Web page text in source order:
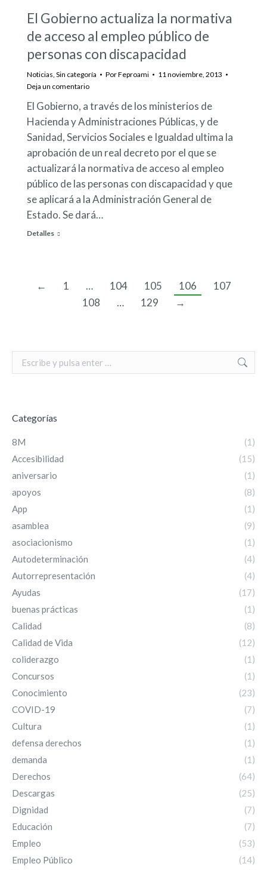
El Gobierno actualiza la normativa
de acceso al empleo público de
personas con discapacidad
Noticias, Sin categoría PorFeproami
11 noviembre, 2013
Deja un comentario
El Gobierno, a través de los ministerios de
Hacienda y Administraciones Públicas, y de
Sanidad, Servicios Sociales e Igualdad ultima la
aprobación de un real decreto por el que se
actualizará la normativa de acceso al empleo
público de las personas con discapacidad y que
se aplicará a la Administración General de
Estado. Se dará…
Detalles
← 1 … 104 105 106
107
108
… 129 →
Search:
Categorías
8M
(1)
Accesibilidad
(15)
aniversario
(1)
apoyos
(8)
App
(1)
asamblea
(9)
asociacionismo
(1)
Autodeterminación
(4)
Autorrepresentación
(4)
Ayudas
(17)
buenas prácticas
(1)
Calidad
(8)
Calidad de Vida
(12)
coliderazgo
(1)
Concursos
(1)
Conocimiento
(23)
COVID-19
(7)
Cultura
(1)
defensa derechos
(1)
demanda
(1)
Derechos
(64)
Descargas
(25)
Dignidad
(7)
Educación
(7)
Empleo
(53)
Empleo Público
(14)